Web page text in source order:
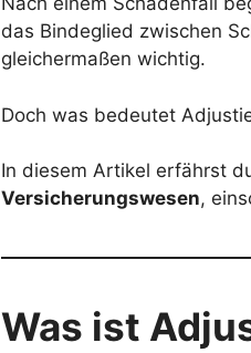
das Bindeglied zwischen
gleichermaßen wichtig.
Doch was bedeutet
In diesem Artikel erfährst
Versicherungswesen,
Was ist